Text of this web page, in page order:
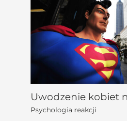
Uwodzenie kobiet
Psychologia reakcji